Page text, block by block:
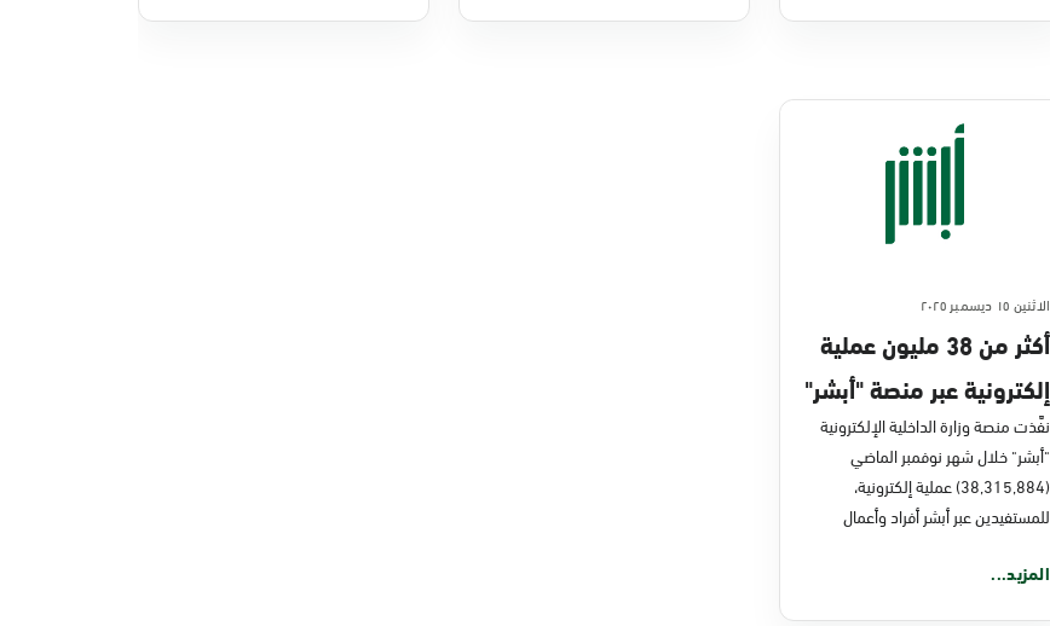
الاثنين ١٥ ديسمبر ٢٠٢٥
أكثر من 38 مليون عملية
إلكترونية عبر منصة "أبشر"
في نوفمبر 2025
نفَّذت منصة وزارة الداخلية الإلكترونية
"أبشر" خلال شهر نوفمبر الماضي
(38,315,884) عملية إلكترونية،
للمستفيدين عبر أبشر أفراد وأعمال
المزيد...